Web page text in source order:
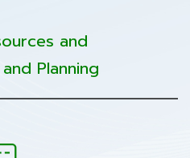
and
Planning